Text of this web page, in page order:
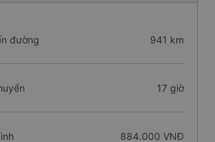
đường 941 km
17 giờ
884.000 VNĐ